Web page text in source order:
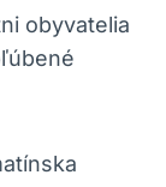
obyvatelia